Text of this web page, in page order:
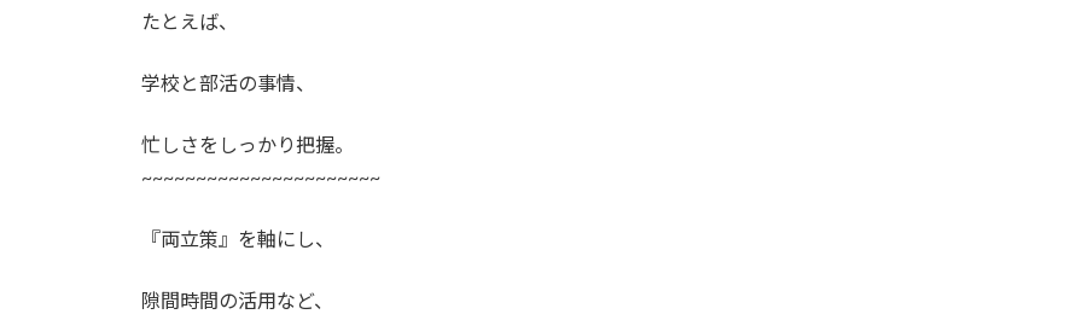
たとえば、
学校と部活の事情、
忙しさをしっかり把握。
~~~~~~~~~~~~~~~~~~~~~~
『両立策』を軸にし、
隙間時間の活用など、